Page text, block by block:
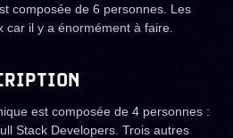
composée de 6 personnes. Les
il y a énormément à faire.
est composée de 4 personnes :
Stack Developers. Trois autres